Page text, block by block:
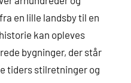
en lille landsby til en
kan opleves
bygninger, der står
tiders stilretninger og